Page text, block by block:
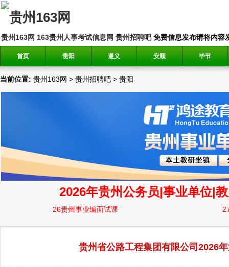
贵州163网 163贵州人事考试信息网 贵州招聘吧免费信息发布请将内容
首页 贵阳 遵义 安顺 毕节
当前位置: 贵州163网 > 贵州招聘吧 > 贵阳
贵州省公路工程集团有限公司2026